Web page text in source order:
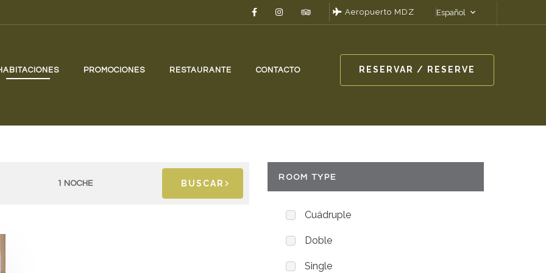
Aeropuerto MDZ Español
PROMOCIONES RESTAURANTE CONTACTO RESERVAR / RESERVE
1 NOCHE BUSCAR
ROOM TYPE
Cuádruple
Doble
Single